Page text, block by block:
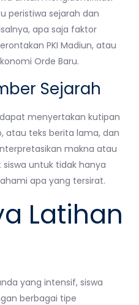
peristiwa sejarah dan
apa saja faktor
PKI Madiun, atau
Orde Baru.
Sejarah
menyertakan kutipan
atau teks berita lama, dan
makna atau
untuk tidak hanya
apa yang tersirat.
Latihan
yang intensif, siswa
berbagai tipe